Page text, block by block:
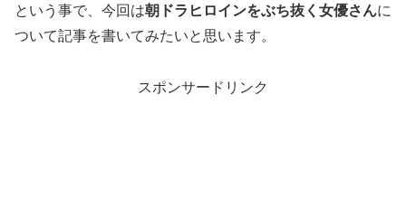
という事で、今回は朝ドラヒロインをぶち抜く女優さんに
ついて記事を書いてみたいと思います。
スポンサードリンク